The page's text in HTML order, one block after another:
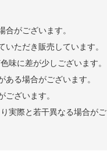
がございます。
ただき販売しています。
味に差が少しございます。
る場合がございます。
ざいます。
実際と若干異なる場合がご